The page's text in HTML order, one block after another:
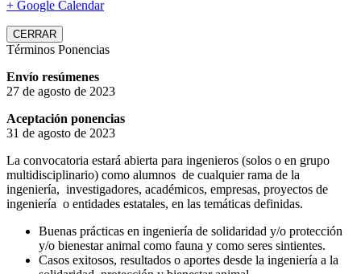
+ Google Calendar
CERRAR
Términos Ponencias
Envío resúmenes
27 de agosto de 2023
Aceptación ponencias
31 de agosto de 2023
La convocatoria estará abierta para ingenieros (solos o en grupo
multidisciplinario) como alumnos de cualquier rama de la
ingeniería, investigadores, académicos, empresas, proyectos de
ingeniería o entidades estatales, en las temáticas definidas.
Buenas prácticas en ingeniería de solidaridad y/o protección
y/o bienestar animal como fauna y como seres sintientes.
Casos exitosos, resultados o aportes desde la ingeniería a la